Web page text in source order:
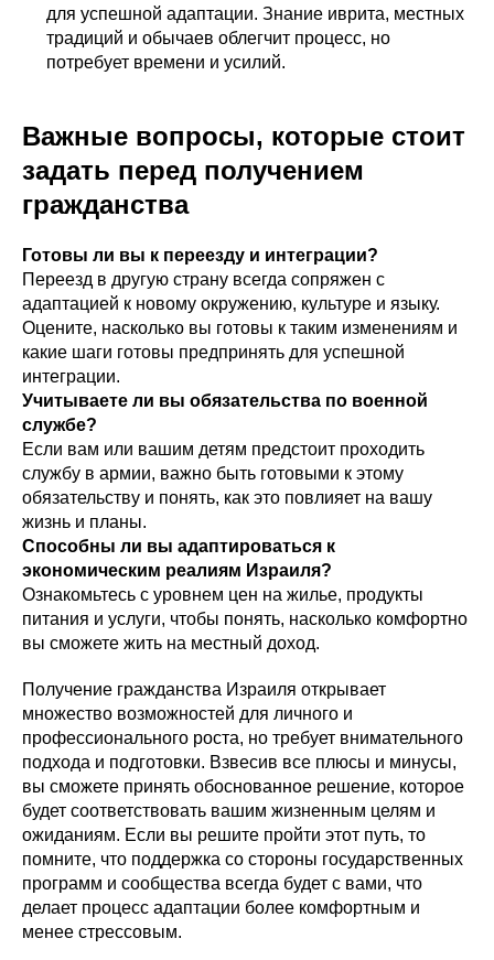
для успешной адаптации. Знание иврита, местных
традиций и обычаев облегчит процесс, но
потребует времени и усилий.
Важные вопросы, которые стоит
задать перед получением
гражданства
Готовы ли вы к переезду и интеграции?
Переезд в другую страну всегда сопряжен с
адаптацией к новому окружению, культуре и языку.
Оцените, насколько вы готовы к таким изменениям и
какие шаги готовы предпринять для успешной
интеграции.
Учитываете ли вы обязательства по военной
службе?
Если вам или вашим детям предстоит проходить
службу в армии, важно быть готовыми к этому
обязательству и понять, как это повлияет на вашу
жизнь и планы.
Способны ли вы адаптироваться к
экономическим реалиям Израиля?
Ознакомьтесь с уровнем цен на жилье, продукты
питания и услуги, чтобы понять, насколько комфортно
вы сможете жить на местный доход.
Получение гражданства Израиля открывает
множество возможностей для личного и
профессионального роста, но требует внимательного
подхода и подготовки. Взвесив все плюсы и минусы,
вы сможете принять обоснованное решение, которое
будет соответствовать вашим жизненным целям и
ожиданиям. Если вы решите пройти этот путь, то
помните, что поддержка со стороны государственных
программ и сообщества всегда будет с вами, что
делает процесс адаптации более комфортным и
менее стрессовым.